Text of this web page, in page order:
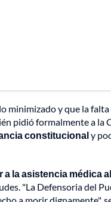
minimizado y que la falta
pidió formalmente a la
constitucionaly
la asistencia médica al
"La Defensoria del